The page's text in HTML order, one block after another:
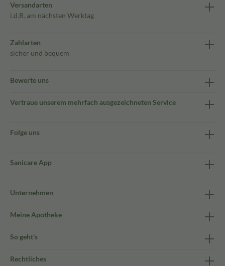
Versandarten
i.d.R. am nächsten Werktag
Zahlarten
sicher und bequem
Bewerte uns
Vertraue unserem mehrfach ausgezeichneten Service
Folge uns
Sanicare App
Unternehmen
Meine Apotheke
So geht's
Rechtliches